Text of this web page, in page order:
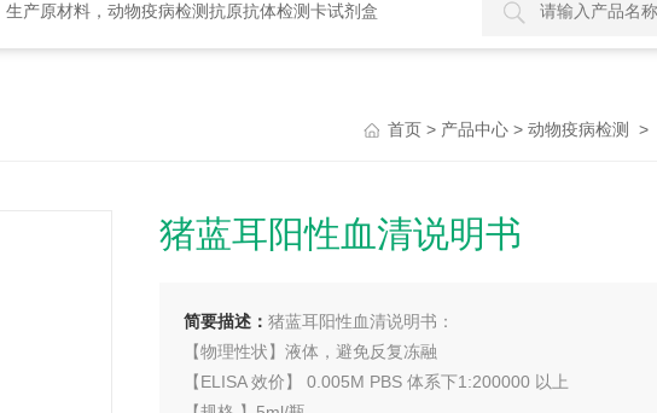
产原材料，动物疫病检测抗原抗体检测卡试剂盒
首页 > 产品中心 > 动物疫病检测 >
猪蓝耳阳性血清说明书
简要描述： 猪蓝耳阳性血清说明书：
【物理性状】液体，避免反复冻融
【ELISA 效价】 0.005M PBS 体系下1:200000 以上